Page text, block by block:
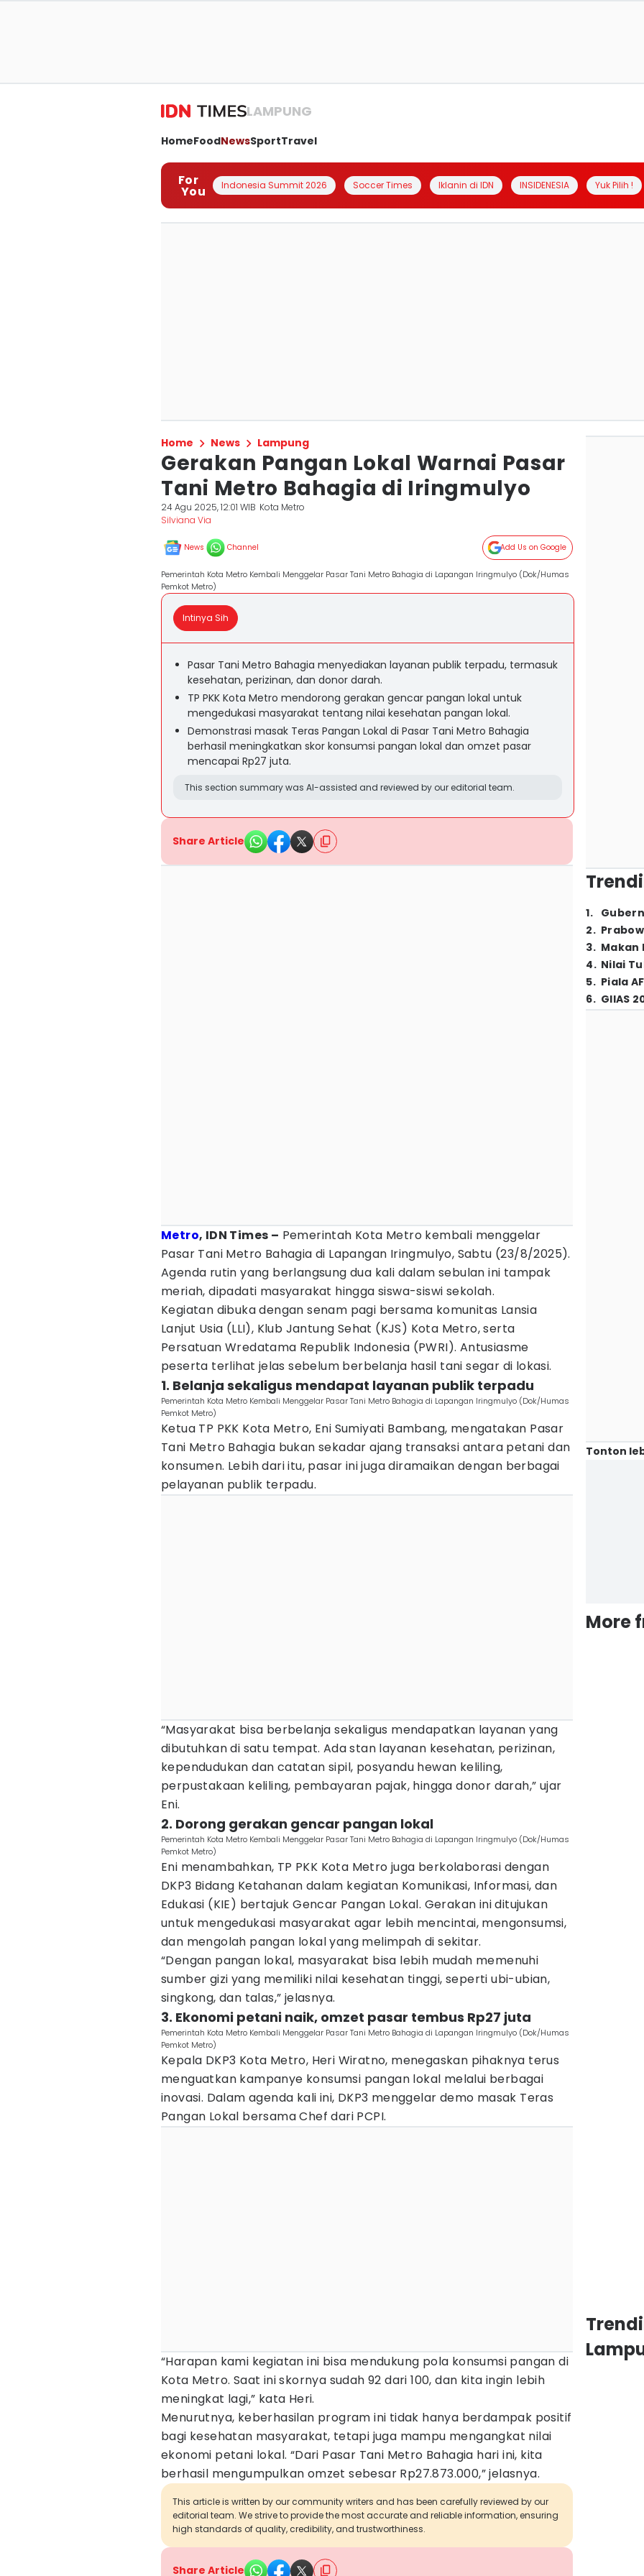
LAMPUNG
HomeFoodNewsSportTravel
For
You Indonesia Summit 2026 Soccer Times Iklanin di IDN INSIDENESIA Yuk Pilih !
Home News Lampung
Gerakan Pangan Lokal Warnai Pasar
Tani Metro Bahagia di Iringmulyo
24 Agu 2025, 12:01 WIB Kota Metro
Silviana Via
News Channel Add Us on Google
Pemerintah Kota Metro Kembali Menggelar Pasar Tani Metro Bahagia di Lapangan Iringmulyo (Dok/Humas
Pemkot Metro)
Intinya Sih
Pasar Tani Metro Bahagia menyediakan layanan publik terpadu, termasuk
kesehatan, perizinan, dan donor darah.
TP PKK Kota Metro mendorong gerakan gencar pangan lokal untuk
mengedukasi masyarakat tentang nilai kesehatan pangan lokal.
Demonstrasi masak Teras Pangan Lokal di Pasar Tani Metro Bahagia
berhasil meningkatkan skor konsumsi pangan lokal dan omzet pasar
mencapai Rp27 juta.
This section summary was AI-assisted and reviewed by our editorial team.
Share Article
Metro, IDN Times – Pemerintah Kota Metro kembali menggelar
Pasar Tani Metro Bahagia di Lapangan Iringmulyo, Sabtu (23/8/2025).
Agenda rutin yang berlangsung dua kali dalam sebulan ini tampak
meriah, dipadati masyarakat hingga siswa-siswi sekolah.
Kegiatan dibuka dengan senam pagi bersama komunitas Lansia
Lanjut Usia (LLI), Klub Jantung Sehat (KJS) Kota Metro, serta
Persatuan Wredatama Republik Indonesia (PWRI). Antusiasme
peserta terlihat jelas sebelum berbelanja hasil tani segar di lokasi.
1. Belanja sekaligus mendapat layanan publik terpadu
Pemerintah Kota Metro Kembali Menggelar Pasar Tani Metro Bahagia di Lapangan Iringmulyo (Dok/Humas
Pemkot Metro)
Ketua TP PKK Kota Metro, Eni Sumiyati Bambang, mengatakan Pasar
Tani Metro Bahagia bukan sekadar ajang transaksi antara petani dan
konsumen. Lebih dari itu, pasar ini juga diramaikan dengan berbagai
pelayanan publik terpadu.
“Masyarakat bisa berbelanja sekaligus mendapatkan layanan yang
dibutuhkan di satu tempat. Ada stan layanan kesehatan, perizinan,
kependudukan dan catatan sipil, posyandu hewan keliling,
perpustakaan keliling, pembayaran pajak, hingga donor darah,” ujar
Eni.
2. Dorong gerakan gencar pangan lokal
Pemerintah Kota Metro Kembali Menggelar Pasar Tani Metro Bahagia di Lapangan Iringmulyo (Dok/Humas
Pemkot Metro)
Eni menambahkan, TP PKK Kota Metro juga berkolaborasi dengan
DKP3 Bidang Ketahanan dalam kegiatan Komunikasi, Informasi, dan
Edukasi (KIE) bertajuk Gencar Pangan Lokal. Gerakan ini ditujukan
untuk mengedukasi masyarakat agar lebih mencintai, mengonsumsi,
dan mengolah pangan lokal yang melimpah di sekitar.
“Dengan pangan lokal, masyarakat bisa lebih mudah memenuhi
sumber gizi yang memiliki nilai kesehatan tinggi, seperti ubi-ubian,
singkong, dan talas,” jelasnya.
3. Ekonomi petani naik, omzet pasar tembus Rp27 juta
Pemerintah Kota Metro Kembali Menggelar Pasar Tani Metro Bahagia di Lapangan Iringmulyo (Dok/Humas
Pemkot Metro)
Kepala DKP3 Kota Metro, Heri Wiratno, menegaskan pihaknya terus
menguatkan kampanye konsumsi pangan lokal melalui berbagai
inovasi. Dalam agenda kali ini, DKP3 menggelar demo masak Teras
Pangan Lokal bersama Chef dari PCPI.
“Harapan kami kegiatan ini bisa mendukung pola konsumsi pangan di
Kota Metro. Saat ini skornya sudah 92 dari 100, dan kita ingin lebih
meningkat lagi,” kata Heri.
Menurutnya, keberhasilan program ini tidak hanya berdampak positif
bagi kesehatan masyarakat, tetapi juga mampu mengangkat nilai
ekonomi petani lokal. “Dari Pasar Tani Metro Bahagia hari ini, kita
berhasil mengumpulkan omzet sebesar Rp27.873.000,” jelasnya.
This article is written by our community writers and has been carefully reviewed by our
editorial team. We strive to provide the most accurate and reliable information, ensuring
high standards of quality, credibility, and trustworthiness.
Share Article
1.
2.
3. Makan
4. Nilai
5. Piala
6. GIIAS
Tonton
More